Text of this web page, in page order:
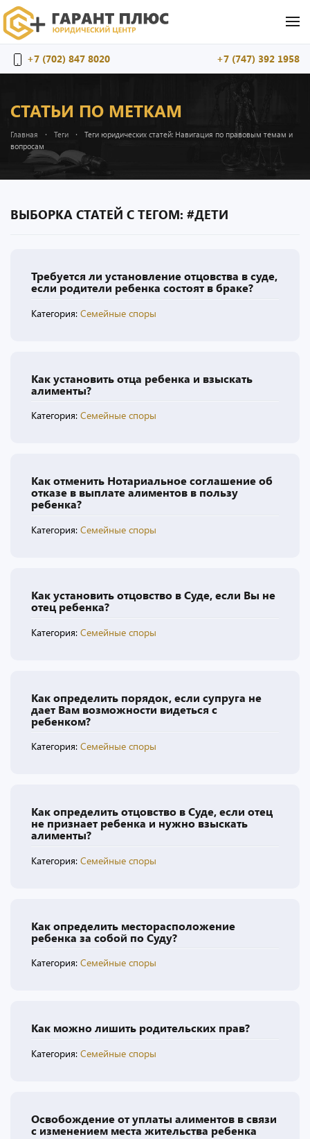
+7 (702) 847 8020 +7 (747) 392 1958
СТАТЬИ ПО МЕТКАМ
Главная Теги
Теги юридических статей: Навигация по правовым темам и
вопросам
ВЫБОРКА СТАТЕЙ С ТЕГОМ: #ДЕТИ
Требуется ли установление отцовства в суде,
если родители ребенка состоят в браке?
Категория: Семейные споры
Как установить отца ребенка и взыскать
алименты?
Категория: Семейные споры
Как отменить Нотариальное соглашение об
отказе в выплате алиментов в пользу
ребенка?
Категория: Семейные споры
Как установить отцовство в Суде, если Вы не
отец ребенка?
Категория: Семейные споры
Как определить порядок, если супруга не
дает Вам возможности видеться с
ребенком?
Категория: Семейные споры
Как определить отцовство в Суде, если отец
не признает ребенка и нужно взыскать
алименты?
Категория: Семейные споры
Как определить месторасположение
ребенка за собой по Суду?
Категория: Семейные споры
Как можно лишить родительских прав?
Категория: Семейные споры
Освобождение от уплаты алиментов в связи
с изменением места жительства ребенка